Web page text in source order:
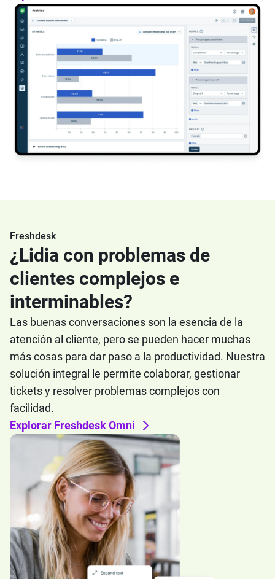
Freshdesk
¿Lidia con problemas de
clientes complejos e
interminables?
Las buenas conversaciones son la esencia de la
atención al cliente, pero se pueden hacer muchas
más cosas para dar paso a la productividad. Nuestra
solución integral le permite colaborar, gestionar
tickets y resolver problemas complejos con
facilidad.
Explorar Freshdesk Omni